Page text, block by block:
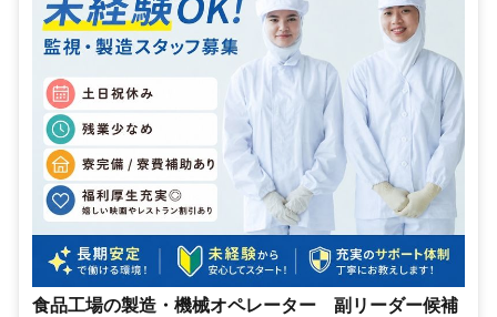
食品工場の製造・機械オペレーター 副リーダー候補